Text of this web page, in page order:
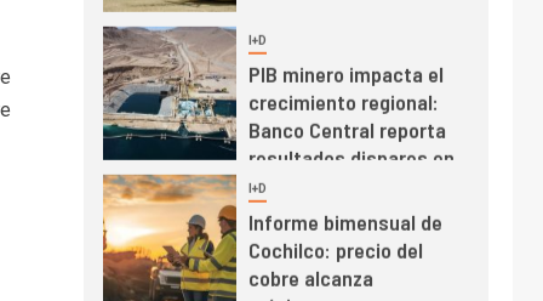
el primer trimestre
4 I+D
Informe bimensual de
Cochilco: precio del
cobre alcanza
máximos por escasez
de concentrados
5 I+D
Estudio revela cómo el
precio del cobre y
educación superior se